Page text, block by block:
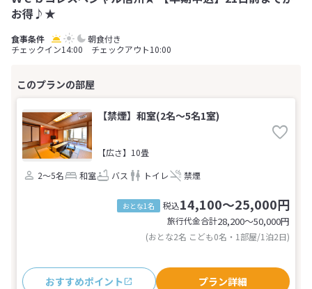
お得♪★
朝食付き
チェックイン14:00 チェックアウト10:00
【禁煙】和室(2名～5名1室)
【広さ】10畳
2～5名
和室 バス トイレ 禁煙
おとな1名 税込14,100～25,000円
旅行代金合計28,200〜50,000円
(おとな2名 こども0名・1部屋/1泊2日)
おすすめポイント プラン詳細